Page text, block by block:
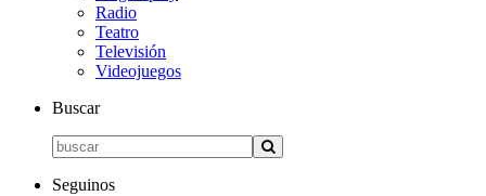
Radio
Teatro
Televisión
Videojuegos
Buscar
Seguinos